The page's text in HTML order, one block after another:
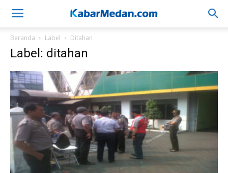
Beranda Label Ditahan
Label: ditahan